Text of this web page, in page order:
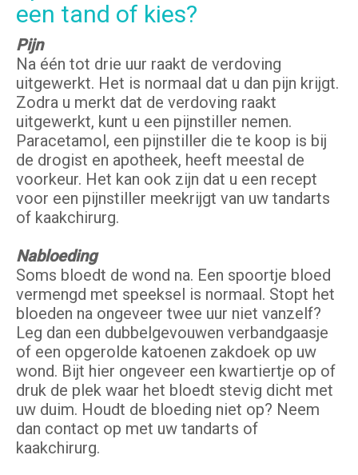
een tand of kies?
Pijn
Na één tot drie uur raakt de verdoving
uitgewerkt. Het is normaal dat u dan pijn krijgt.
Zodra u merkt dat de verdoving raakt
uitgewerkt, kunt u een pijnstiller nemen.
Paracetamol, een pijnstiller die te koop is bij
de drogist en apotheek, heeft meestal de
voorkeur. Het kan ook zijn dat u een recept
voor een pijnstiller meekrijgt van uw tandarts
of kaakchirurg.
Nabloeding
Soms bloedt de wond na. Een spoortje bloed
vermengd met speeksel is normaal. Stopt het
bloeden na ongeveer twee uur niet vanzelf?
Leg dan een dubbelgevouwen verbandgaasje
of een opgerolde katoenen zakdoek op uw
wond. Bijt hier ongeveer een kwartiertje op of
druk de plek waar het bloedt stevig dicht met
uw duim. Houdt de bloeding niet op? Neem
dan contact op met uw tandarts of
kaakchirurg.